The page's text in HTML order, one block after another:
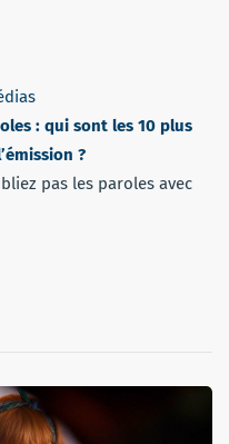
: qui sont les 10 plus
?
pas les paroles avec